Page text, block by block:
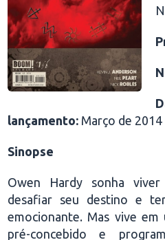
lançamento: Março de 2014
Sinopse
Owen Hardy sonha
desafiar seu destino e
emocionante. Mas vive
pré-concebido e